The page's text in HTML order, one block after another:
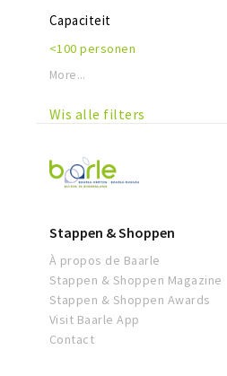
Capaciteit
<100 personen
More...
Wis alle filters
Visit
Baarle
Stappen & Shoppen
À propos de Baarle
Stappen & Shoppen Magazine
Stappen & Shoppen Awards
Visit Baarle App
Contact